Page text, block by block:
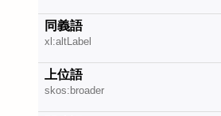
同義語
xl:altLabel
上位語
skos:broader